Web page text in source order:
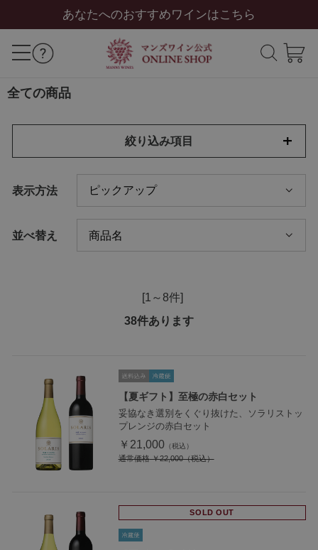
あなたへのおすすめワインはこちら
全ての商品
絞り込み項目
表示方法
並べ替え
[1～8件]
38件あります
【夏ギフト】至極の赤白セット
妥協なき選別をくぐり抜けた、ソラリストッ
プレンジの赤白セット
￥21,000
通常価格￥22,000
SOLD OUT